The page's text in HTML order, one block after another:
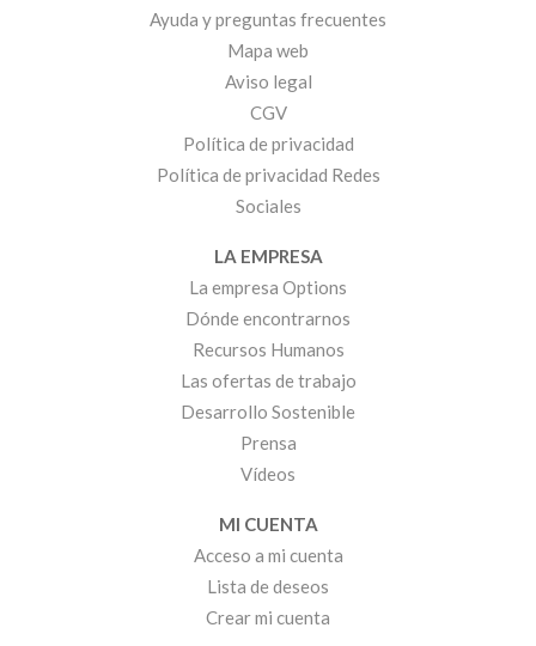
Ayuda y preguntas frecuentes
Mapa web
Aviso legal
CGV
Política de privacidad
Política de privacidad Redes
Sociales
LA EMPRESA
La empresa Options
Dónde encontrarnos
Recursos Humanos
Las ofertas de trabajo
Desarrollo Sostenible
Prensa
Vídeos
MI CUENTA
Acceso a mi cuenta
Lista de deseos
Crear mi cuenta